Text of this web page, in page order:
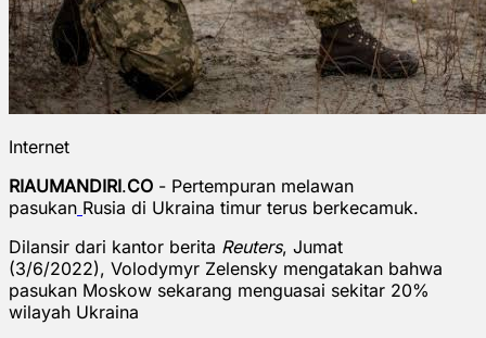
Internet
RIAUMANDIRI.CO - Pertempuran melawan
pasukan Rusia di Ukraina timur terus berkecamuk.
Dilansir dari kantor berita Reuters, Jumat
(3/6/2022), Volodymyr Zelensky mengatakan bahwa
pasukan Moskow sekarang menguasai sekitar 20%
wilayah Ukraina